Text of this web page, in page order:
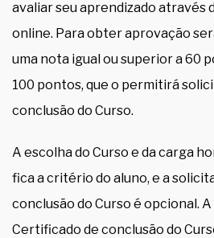
avaliar seu aprendizado através
online. Para obter aprovação
uma nota igual ou superior a 60
100 pontos, que o permitirá
conclusão do Curso.
A escolha do Curso e da carga
fica a critério do aluno, e a
conclusão do Curso é opcional.
Certificado de conclusão do